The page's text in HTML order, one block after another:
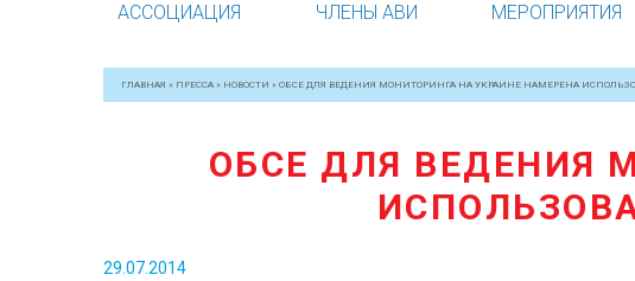
АССОЦИАЦИЯ ЧЛЕНЫ АВИ МЕРОПРИЯТИЯ
ГЛАВНАЯ » ПРЕССА » НОВОСТИ » ОБСЕ ДЛЯ ВЕДЕНИЯ МОНИТОРИНГА НА УКРАИНЕ НАМЕРЕНА
ОБСЕ ДЛЯ ВЕДЕНИЯ
29.07.2014